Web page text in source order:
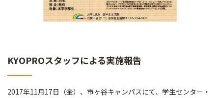
KYOPROスタッフによる実施報告
2017年11月17日（金）、市ヶ谷キャンパスにて、学生センター・